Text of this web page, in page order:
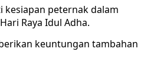
kesiapan peternak dalam
Raya Idul Adha.
keuntungan tambahan